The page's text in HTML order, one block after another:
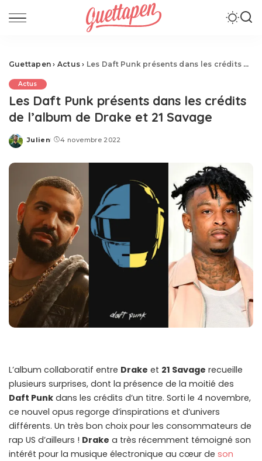
Guettapen › Actus › Les Daft Punk présents dans les crédits de l’album de Drake et 21 Savage
Actus
Les Daft Punk présents dans les crédits
de l’album de Drake et 21 Savage
Posted
Julien 4 novembre 2022
L’album collaboratif entre Drake et 21 Savage recueille
plusieurs surprises, dont la présence de la moitié des
Daft Punk dans les crédits d’un titre. Sorti le 4 novembre,
ce nouvel opus regorge d’inspirations et d’univers
différents. Un très bon choix pour les consommateurs de
rap US d’ailleurs ! Drake a très récemment témoigné son
intérêt pour la musique électronique au cœur de son